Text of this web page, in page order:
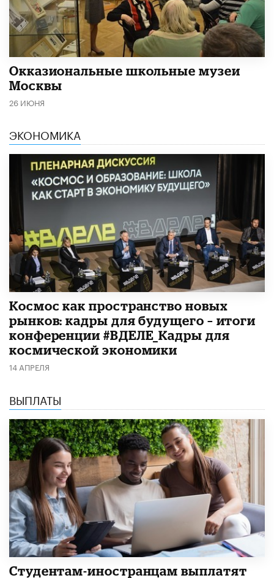
​Окказиональные школьные музеи
Москвы
26 ИЮНЯ
ЭКОНОМИКА
Космос как пространство новых
рынков: кадры для будущего – итоги
конференции #ВДЕЛЕ_Кадры для
космической экономики
14 АПРЕЛЯ
ВЫПЛАТЫ
Студентам-иностранцам выплатят